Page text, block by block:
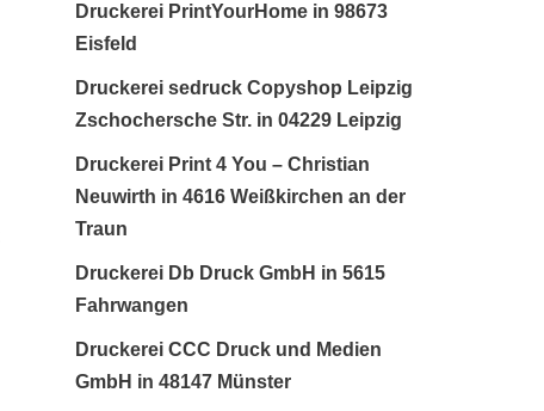
Druckerei PrintYourHome in 98673
Eisfeld
Druckerei sedruck Copyshop Leipzig
Zschochersche Str. in 04229 Leipzig
Druckerei Print 4 You – Christian
Neuwirth in 4616 Weißkirchen an der
Traun
Druckerei Db Druck GmbH in 5615
Fahrwangen
Druckerei CCC Druck und Medien
GmbH in 48147 Münster